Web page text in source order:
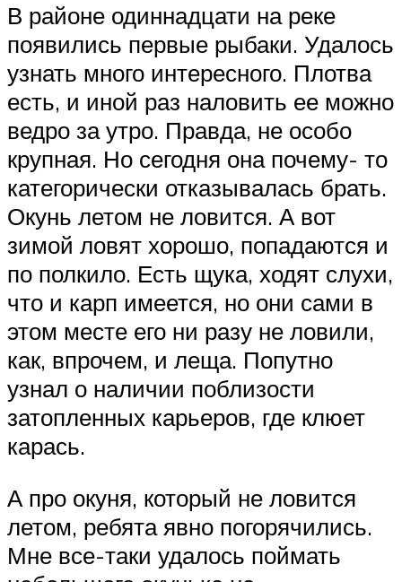
В районе одиннадцати на реке
появи­лись первые рыбаки. Удалось
узнать мно­го интересного. Плотва
есть, и иной раз наловить ее можно
ведро за утро. Правда, не особо
крупная. Но сегодня она почему- то
категорически отказывалась брать.
Окунь летом не ловится. А вот
зимой ло­вят хорошо, попадаются и
по полкило. Есть щука, ходят слухи,
что и карп имеет­ся, но они сами в
этом месте его ни разу не ловили,
как, впрочем, и леща. Попут­но
узнал о наличии поблизости
затоплен­ных карьеров, где клюет
карась.
А про окуня, который не ловится
летом, ребята явно погорячились.
Мне все-таки удалось поймать